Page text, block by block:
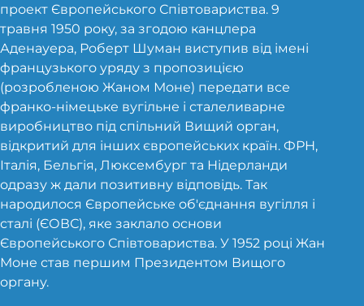
проект Європейського Співтовариства. 9
травня 1950 року, за згодою канцлера
Аденауера, Роберт Шуман виступив від імені
французького уряду з пропозицією
(розробленою Жаном Моне) передати все
франко-німецьке вугільне і сталеливарне
виробництво під спільний Вищий орган,
відкритий для інших європейських країн. ФРН,
Італія, Бельгія, Люксембург та Нідерланди
одразу ж дали позитивну відповідь. Так
народилося Європейське об'єднання вугілля і
сталі (ЄОВС), яке заклало основи
Європейського Співтовариства. У 1952 році Жан
Моне став першим Президентом Вищого
органу.